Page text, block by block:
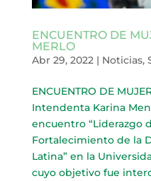
ENCUENTRO DE
MERLO
Abr 29, 2022 | Noticias,
ENCUENTRO DE
Intendenta Karina
encuentro “Liderazgo
Fortalecimiento de la
Latina” en la
cuyo objetivo fue